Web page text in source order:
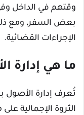
وقتهم في الداخل
بعض السفر، ومع
الإجراءات القضائية.
ما هي إدارة
تُعرف إدارة الأصول
الثروة الإجمالية